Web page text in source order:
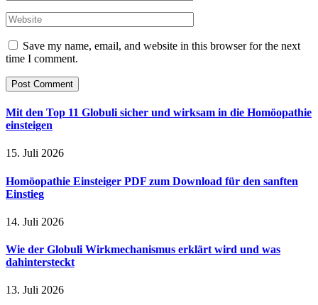
Save my name, email, and website in this browser for the next
time I comment.
Mit den Top 11 Globuli sicher und wirksam in die Homöopathie
einsteigen
15. Juli 2026
Homöopathie Einsteiger PDF zum Download für den sanften
Einstieg
14. Juli 2026
Wie der Globuli Wirkmechanismus erklärt wird und was
dahintersteckt
13. Juli 2026